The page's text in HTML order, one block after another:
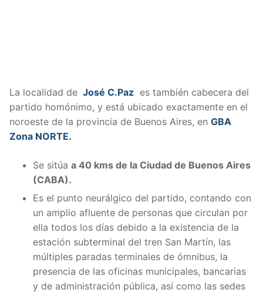
La localidad de José C.Paz es también cabecera del
partido homónimo, y está ubicado exactamente en el
noroeste de la provincia de Buenos Aires, en GBA
Zona NORTE.
Se sitúa a 40 kms de la Ciudad de Buenos Aires
(CABA).
Es el punto neurálgico del partido, contando con
un amplio afluente de personas que circulan por
ella todos los días debido a la existencia de la
estación subterminal del tren San Martín, las
múltiples paradas terminales de ómnibus, la
presencia de las oficinas municipales, bancarias
y de administración pública, así como las sedes